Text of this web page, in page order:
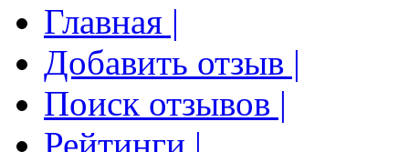
Главная |
Добавить отзыв |
Поиск отзывов |
Рейтинги |